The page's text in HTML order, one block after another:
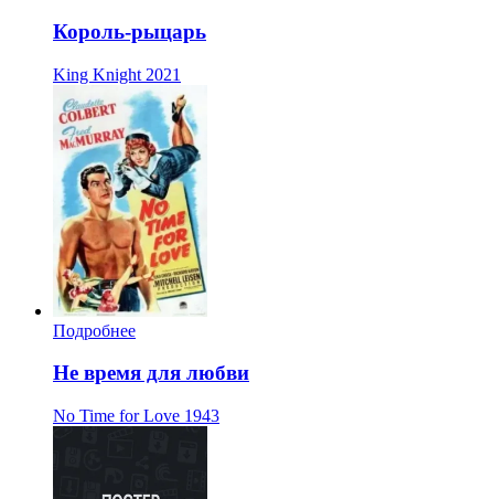
Король-рыцарь
King Knight 2021
Подробнее
Не время для любви
No Time for Love 1943